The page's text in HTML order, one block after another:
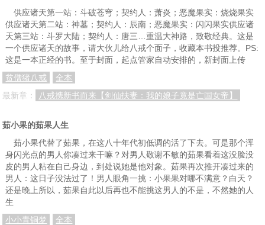
供应诸天第一站：斗破苍穹；契约人：萧炎；恶魔果实：烧烧果实
供应诸天第二站：神墓；契约人：辰南；恶魔果实：闪闪果实供应诸
天第三站：斗罗大陆；契约人：唐三…重温大神路，致敬经典。这是
一个供应诸天的故事，请大伙儿给八戒个面子，收藏本书投推荐。PS:
这是一本正经的书。至于封面，起点管家自动安排的，新封面上传
贫僧猪八戒
全本
最新章：
八戒携新书而来【剑仙扶妻：我的娘子竟是亡国女帝】
茹小果的茹果人生
茹小果代替了茹果，在这八十年代初低调的活了下去。可是那个浑
身闪光点的男人你凑过来干嘛？对男人敬谢不敏的茹果看着这没脸没
皮的男人粘在自己身边，到处说她是他对象。茹果再次推开凑过来的
男人：这日子没法过了！男人眼角一挑：小果果对哪不满意？白天？
还是晚上所以，茹果自此以后再也不能挑这男人的不是，不然她的人
生
小小青铜梦
全本